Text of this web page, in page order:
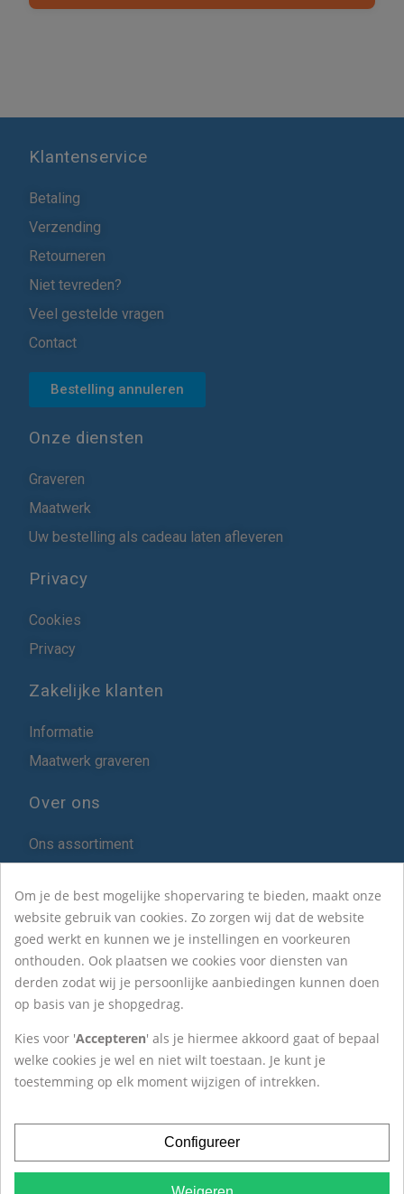
Klantenservice
Betaling
Verzending
Retourneren
Niet tevreden?
Veel gestelde vragen
Contact
Bestelling annuleren
Onze diensten
Graveren
Maatwerk
Uw bestelling als cadeau laten afleveren
Privacy
Cookies
Privacy
Zakelijke klanten
Informatie
Maatwerk graveren
Over ons
Ons assortiment
Over Het ZilverHuys
Contact
Het ZilverHuys®
Krokus 20
1619BD Andijk
Tel:+31(0)228-527 263
Om je de best mogelijke shopervaring te bieden, maakt onze
website gebruik van cookies. Zo zorgen wij dat de website
goed werkt en kunnen we je instellingen en voorkeuren
onthouden. Ook plaatsen we cookies voor diensten van
derden zodat wij je persoonlijke aanbiedingen kunnen doen
op basis van je shopgedrag.
Kies voor 'Accepteren' als je hiermee akkoord gaat of bepaal
welke cookies je wel en niet wilt toestaan. Je kunt je
toestemming op elk moment wijzigen of intrekken.
Configureer